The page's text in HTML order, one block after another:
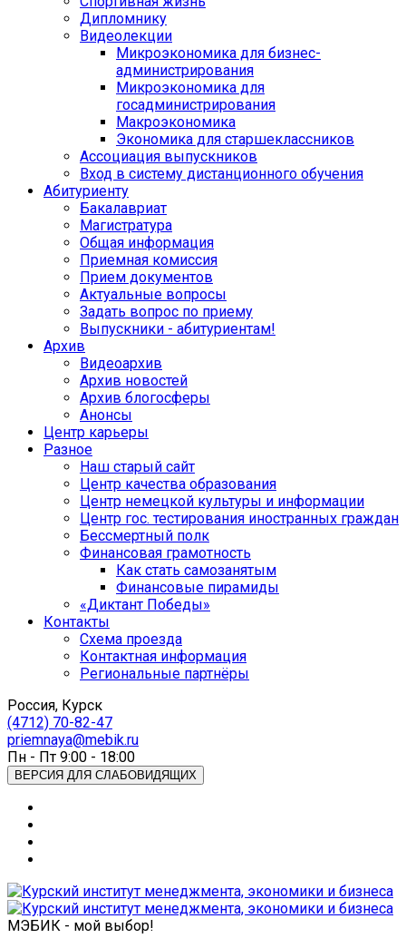
Дипломнику
Видеолекции
Микроэкономика для бизнес-
администрирования
Микроэкономика для
госадминистрирования
Макроэкономика
Экономика для старшеклассников
Ассоциация выпускников
Вход в систему дистанционного обучения
Абитуриенту
Бакалавриат
Магистратура
Общая информация
Приемная комиссия
Прием документов
Актуальные вопросы
Задать вопрос по приему
Выпускники - абитуриентам!
Архив
Видеоархив
Архив новостей
Архив блогосферы
Анонсы
Центр карьеры
Разное
Наш старый сайт
Центр качества образования
Центр немецкой культуры и информации
Центр гос. тестирования иностранных граждан
Бессмертный полк
Финансовая грамотность
Как стать самозанятым
Финансовые пирамиды
«Диктант Победы»
Контакты
Схема проезда
Контактная информация
Региональные партнёры
Россия, Курск
(4712) 70-82-47
priemnaya@mebik.ru
Пн - Пт 9:00 - 18:00
ВЕРСИЯ ДЛЯ СЛАБОВИДЯЩИХ
МЭБИК - мой выбор!